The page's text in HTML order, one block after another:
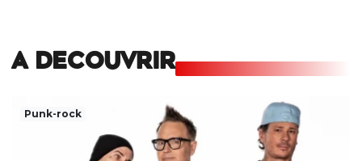
A DECOUVRIR
Punk-rock